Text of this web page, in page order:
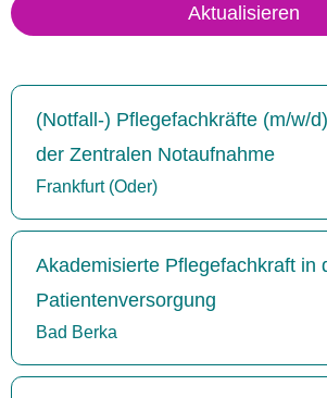
Aktualisieren
(Notfall-) Pflegefachkräfte (m/w/
der Zentralen Notaufnahme
Frankfurt (Oder)
Akademisierte Pflegefachkraft in
Patientenversorgung
Bad Berka